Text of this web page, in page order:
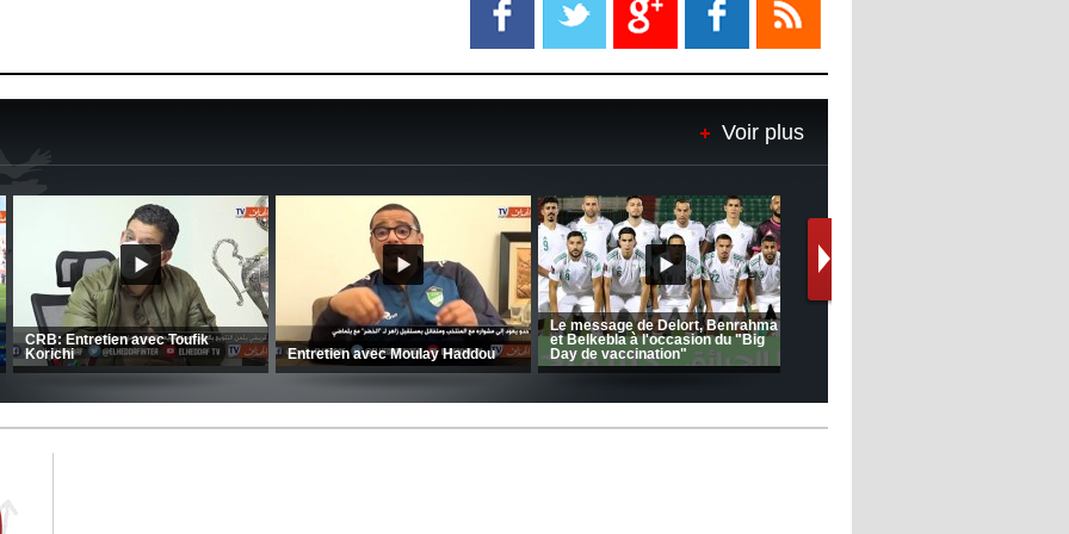
Le Barça savoure sa première
place et chambre le Real Madrid
de matchs"
12:39 - 2022/11/06
Real : Les dirigeants veulent le
départ d'Hazard cet hiver
Voir plus
(Coupe de la CAF) Nkana FC 1 -
CRB 0
CSC: La préparation des hommes
d’Amrani se poursuit en Tunisie
MCA: Kaci-Saïd évoque le large
succès du Mouloudia face au FC
MFM